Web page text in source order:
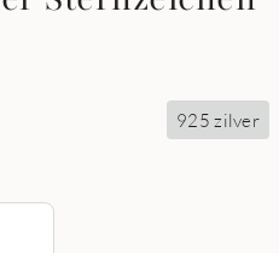
925 zilver